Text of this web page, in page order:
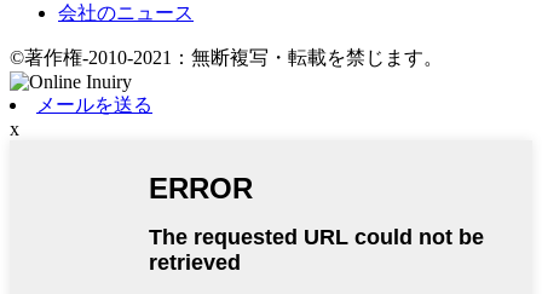
会社のニュース
©著作権-2010-2021：無断複写・転載を禁じます。
メールを送る
x